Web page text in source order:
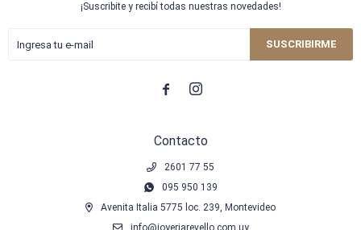
Contacto
2601 77 55
095 950 139
Avenita Italia 5775 loc. 239, Montevideo
info@joyeriarevello.com.uy
¡Suscribite y recibí todas nuestras novedades!
SUSCRIBIRME
 